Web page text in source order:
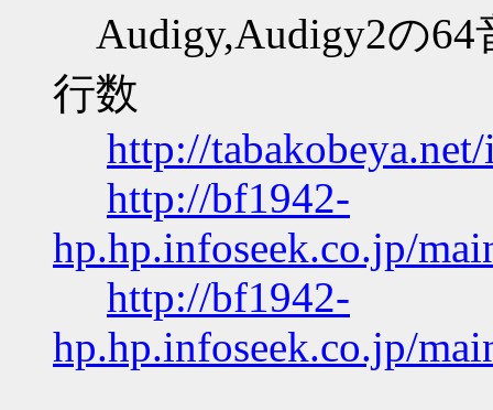
Audigy,Audigy2の64
行数
http://
http://bf1942-
hp.hp.infoseek.co.jp/
http://bf1942-
hp.hp.infoseek.co.jp/